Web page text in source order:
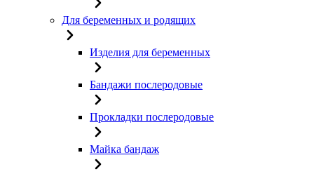
Для беременных и родящих
Изделия для беременных
Бандажи послеродовые
Прокладки послеродовые
Майка бандаж